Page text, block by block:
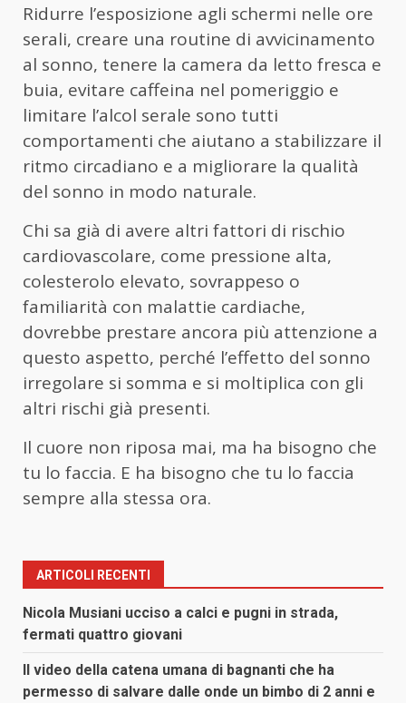
Ridurre l’esposizione agli schermi nelle ore
serali, creare una routine di avvicinamento
al sonno, tenere la camera da letto fresca e
buia, evitare caffeina nel pomeriggio e
limitare l’alcol serale sono tutti
comportamenti che aiutano a stabilizzare il
ritmo circadiano e a migliorare la qualità
del sonno in modo naturale.
Chi sa già di avere altri fattori di rischio
cardiovascolare, come pressione alta,
colesterolo elevato, sovrappeso o
familiarità con malattie cardiache,
dovrebbe prestare ancora più attenzione a
questo aspetto, perché l’effetto del sonno
irregolare si somma e si moltiplica con gli
altri rischi già presenti.
Il cuore non riposa mai, ma ha bisogno che
tu lo faccia. E ha bisogno che tu lo faccia
sempre alla stessa ora.
ARTICOLI RECENTI
Nicola Musiani ucciso a calci e pugni in strada,
fermati quattro giovani
Il video della catena umana di bagnanti che ha
permesso di salvare dalle onde un bimbo di 2 anni e